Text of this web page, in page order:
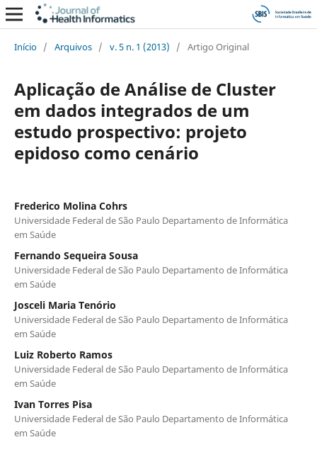
Início / Arquivos / v. 5 n. 1 (2013) / Artigo Original
Aplicação de Análise de Cluster
em dados integrados de um
estudo prospectivo: projeto
epidoso como cenário
Frederico Molina Cohrs
Universidade Federal de São Paulo Departamento de Informática
em Saúde
Fernando Sequeira Sousa
Universidade Federal de São Paulo Departamento de Informática
em Saúde
Josceli Maria Tenório
Universidade Federal de São Paulo Departamento de Informática
em Saúde
Luiz Roberto Ramos
Universidade Federal de São Paulo Departamento de Informática
em Saúde
Ivan Torres Pisa
Universidade Federal de São Paulo Departamento de Informática
em Saúde